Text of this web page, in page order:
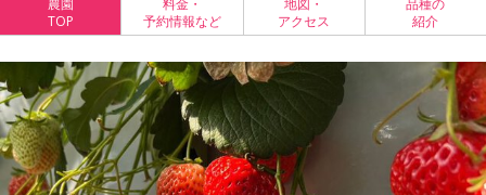
農園
TOP
料金・
予約情報など
地図・
アクセス
品種の
紹介